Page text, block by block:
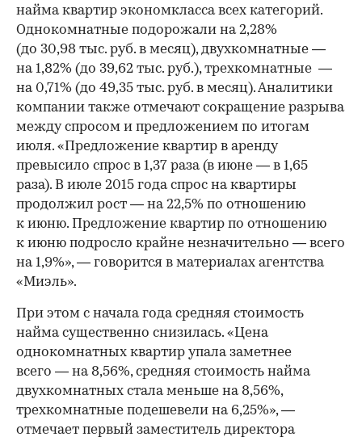
найма квартир экономкласса всех категорий.
Однокомнатные подорожали на 2,28%
(до 30,98 тыс. руб. в месяц), двухкомнатные —
на 1,82% (до 39,62 тыс. руб.), трехкомнатные —
на 0,71% (до 49,35 тыс. руб. в месяц). Аналитики
компании также отмечают сокращение разрыва
между спросом и предложением по итогам
июля. «Предложение квартир в аренду
превысило спрос в 1,37 раза (в июне — в 1,65
раза). В июле 2015 года спрос на квартиры
продолжил рост — на 22,5% по отношению
к июню. Предложение квартир по отношению
к июню подросло крайне незначительно — всего
на 1,9%», — говорится в материалах агентства
«Миэль».
При этом с начала года средняя стоимость
найма существенно снизилась. «Цена
однокомнатных квартир упала заметнее
всего — на 8,56%, средняя стоимость найма
двухкомнатных стала меньше на 8,56%,
трехкомнатные подешевели на 6,25%», —
отмечает первый заместитель директора